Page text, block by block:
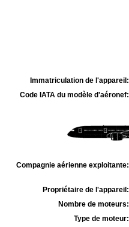
Immatriculation de l'appareil:
Code IATA du modèle d'aéronef:
Compagnie aérienne exploitante:
Propriétaire de l'appareil:
Nombre de moteurs:
Type de moteur: